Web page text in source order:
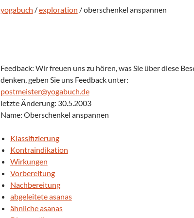
yogabuch /exploration / oberschenkel anspannen
Feedback: Wir freuen uns zu hören, was Sie über diese
denken, geben Sie uns Feedback unter:
postmeister@yogabuch.de
letzte Änderung: 30.5.2003
Name: Oberschenkel anspannen
Klassifizierung
Kontraindikation
Wirkungen
Vorbereitung
Nachbereitung
abgeleitete asanas
ähnliche asanas